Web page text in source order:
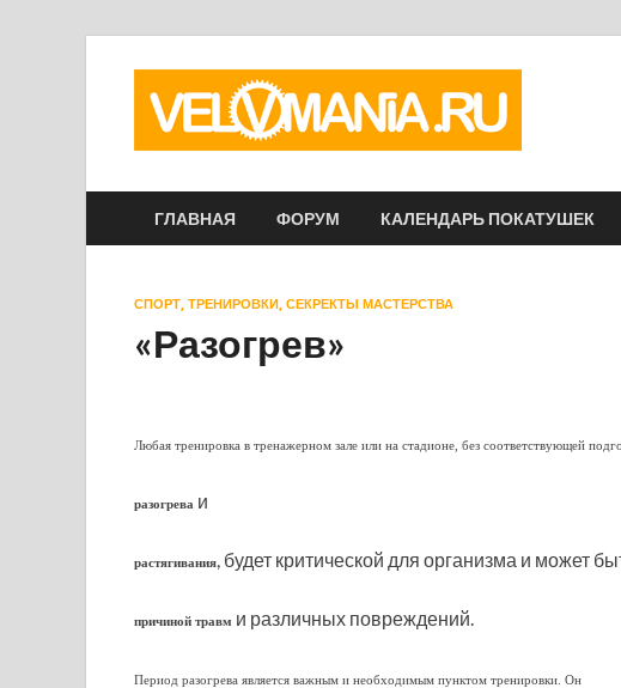
ГЛАВНАЯ ФОРУМ КАЛЕНДАРЬ ПОКАТУШЕК
СПОРТ, ТРЕНИРОВКИ, СЕКРЕКТЫ МАСТЕРСТВА
«Разогрев»
Любая тренировка в тренажерном зале или на стадионе, без соответствующей
разогрева и
растягивания, будет критической для организма и может
причиной травм и различных повреждений.
Период разогрева является важным и необходимым пунктом тренировки. Он